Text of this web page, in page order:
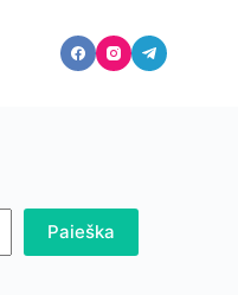
Paieška